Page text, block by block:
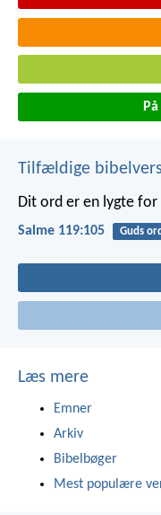
Tilfældige bibelvers
Dit ord er en lygte
Salme 119:105 Guds ord
Læs mere
Emner
Arkiv
Bibelbøger
Mest populære